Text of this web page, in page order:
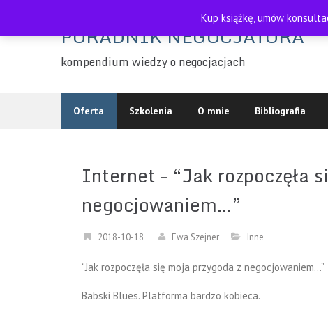
content
PORADNIK NEGOCJATORA
kompendium wiedzy o negocjacjach
Oferta Szkolenia O mnie Bibliografia
Internet – “Jak rozpoczęła
negocjowaniem…”
2018-10-18 Ewa Szejner Inne
“Jak rozpoczęła się moja przygoda z negocjowaniem…”
Babski Blues. Platforma bardzo kobieca.
Kup książkę, umów